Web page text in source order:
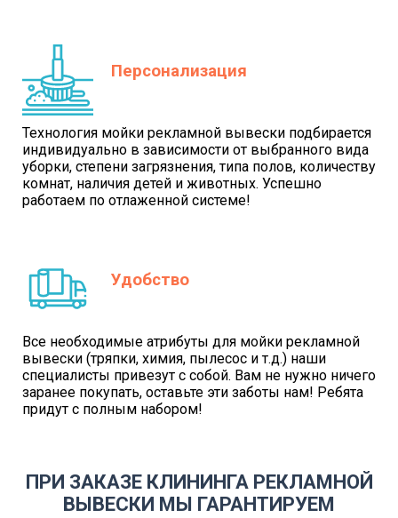
Персонализация
Технология мойки рекламной вывески подбирается
индивидуально в зависимости от выбранного вида
уборки, степени загрязнения, типа полов, количеству
комнат, наличия детей и животных. Успешно
работаем по отлаженной системе!
Удобство
Все необходимые атрибуты для мойки рекламной
вывески (тряпки, химия, пылесос и т.д.) наши
специалисты привезут с собой. Вам не нужно ничего
заранее покупать, оставьте эти заботы нам! Ребята
придут с полным набором!
ПРИ ЗАКАЗЕ КЛИНИНГА РЕКЛАМНОЙ
ВЫВЕСКИ МЫ ГАРАНТИРУЕМ